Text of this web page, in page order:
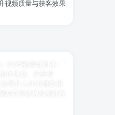
视频质量与获客效果